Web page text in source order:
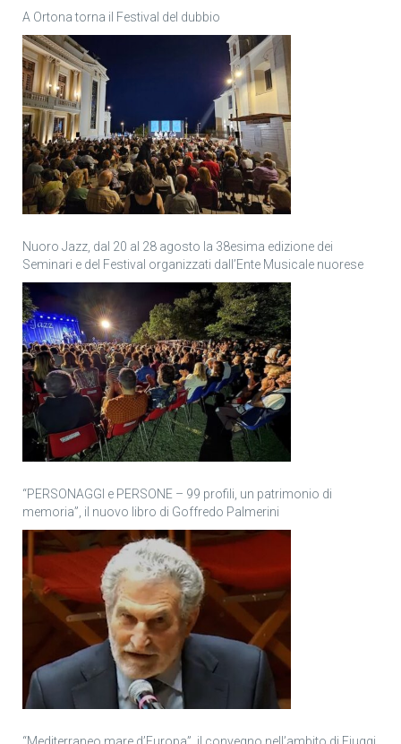
A Ortona torna il Festival del dubbio
Nuoro Jazz, dal 20 al 28 agosto la 38esima edizione dei
Seminari e del Festival organizzati dall’Ente Musicale nuorese
“PERSONAGGI e PERSONE – 99 profili, un patrimonio di
memoria”, il nuovo libro di Goffredo Palmerini